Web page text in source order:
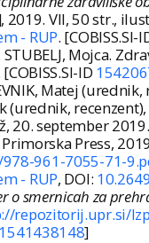
2019. VII, 50 str.,
- RUP. [COBISS.SI-
STUBELJ, Mojca.
ID
Matej
(urednik, recenzent),
20. september 2019
Press,
961-7055-71-
- RUP, DOI:
o smernicah za
repozitorij.upr.si/
1541438148]